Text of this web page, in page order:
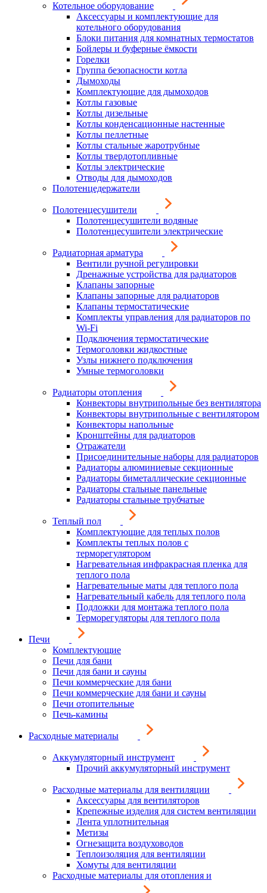
Котельное оборудование
Аксессуары и комплектующие для
котельного оборудования
Блоки питания для комнатных термостатов
Бойлеры и буферные ёмкости
Горелки
Группа безопасности котла
Дымоходы
Комплектующие для дымоходов
Котлы газовые
Котлы дизельные
Котлы конденсационные настенные
Котлы пеллетные
Котлы стальные жаротрубные
Котлы твердотопливные
Котлы электрические
Отводы для дымоходов
Полотенцедержатели
Полотенцесушители
Полотенцесушители водяные
Полотенцесушители электрические
Радиаторная арматура
Вентили ручной регулировки
Дренажные устройства для радиаторов
Клапаны запорные
Клапаны запорные для радиаторов
Клапаны термостатические
Комплекты управления для радиаторов по
Wi-Fi
Подключения термостатические
Термоголовки жидкостные
Узлы нижнего подключения
Умные термоголовки
Радиаторы отопления
Конвекторы внутрипольные без вентилятора
Конвекторы внутрипольные с вентилятором
Конвекторы напольные
Кронштейны для радиаторов
Отражатели
Присоединительные наборы для радиаторов
Радиаторы алюминиевые секционные
Радиаторы биметаллические секционные
Радиаторы стальные панельные
Радиаторы стальные трубчатые
Теплый пол
Комплектующие для теплых полов
Комплекты теплых полов с
терморегулятором
Нагревательная инфракрасная пленка для
теплого пола
Нагревательные маты для теплого пола
Нагревательный кабель для теплого пола
Подложки для монтажа теплого пола
Терморегуляторы для теплого пола
Печи
Комплектующие
Печи для бани
Печи для бани и сауны
Печи коммерческие для бани
Печи коммерческие для бани и сауны
Печи отопительные
Печь-камины
Расходные материалы
Аккумуляторный инструмент
Прочий аккумуляторный инструмент
Расходные материалы для вентиляции
Аксессуары для вентиляторов
Крепежные изделия для систем вентиляции
Лента уплотнительная
Метизы
Огнезащита воздуховодов
Теплоизоляция для вентиляции
Хомуты для вентиляции
Расходные материалы для отопления и